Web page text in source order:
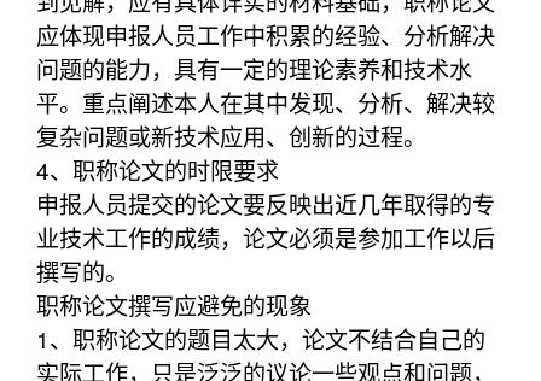
应体现申报人员工作中积累的经验、分析解决
问题的能力，具有一定的理论素养和技术水
平。重点阐述本人在其中发现、分析、解决较
复杂问题或新技术应用、创新的过程。
4、职称论文的时限要求
申报人员提交的论文要反映出近几年取得的专
业技术工作的成绩，论文必须是参加工作以后
撰写的。
职称论文撰写应避免的现象
1、职称论文的题目太大，论文不结合自己的
实际工作，只是泛泛的议论一些观点和问题，